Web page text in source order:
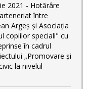
2021 - Hotărâre
între
Argeș și Asociația
copiilor speciali" cu
în cadrul
„Promovare și
la nivelul